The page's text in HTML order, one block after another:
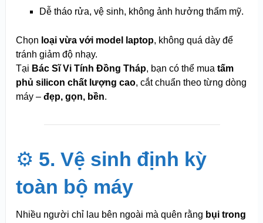
Dễ tháo rửa, vệ sinh, không ảnh hưởng thẩm mỹ.
Chọn loại vừa với model laptop, không quá dày để
tránh giảm độ nhạy.
Tại Bác Sĩ Vi Tính Đồng Tháp, bạn có thể mua tấm
phủ silicon chất lượng cao, cắt chuẩn theo từng dòng
máy – đẹp, gọn, bền.
⚙️ 5. Vệ sinh định kỳ
toàn bộ máy
Nhiều người chỉ lau bên ngoài mà quên rằng bụi trong